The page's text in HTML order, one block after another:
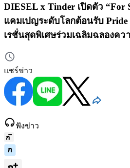
DIESEL x Tinder เปิดตัว “For
แคมเปญระดับโลกต้อนรับ
เรชั่นสุดพิเศษร่วมเฉลิมฉลองค
แชร์ข่าว
ฟังข่าว